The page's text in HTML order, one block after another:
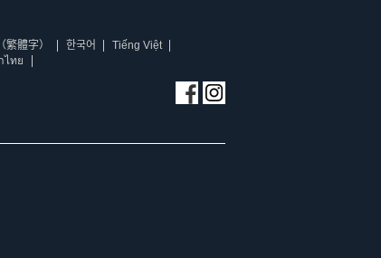
繁體字） 한국어
Tiếng Việt
ไทย